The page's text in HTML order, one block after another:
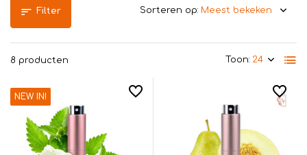
Filter
8 producten Toon:
Sorteren op:
NEW IN!